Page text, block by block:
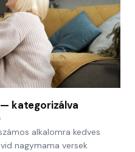
kategorizálva
alkalomra kedves
nagymama versek